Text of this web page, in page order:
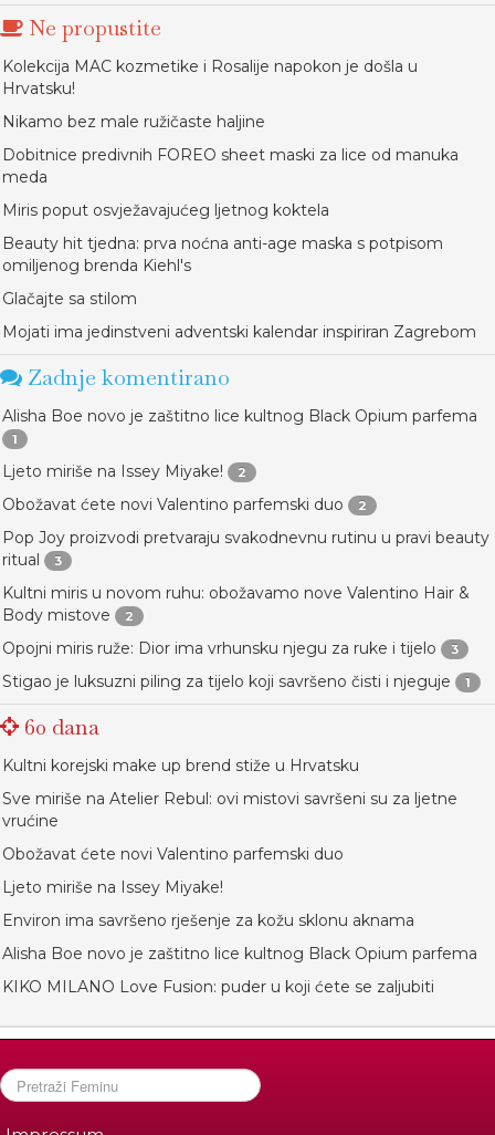
Ne propustite
Kolekcija MAC kozmetike i Rosalije napokon je došla u
Hrvatsku!
Nikamo bez male ružičaste haljine
Dobitnice predivnih FOREO sheet maski za lice od manuka
meda
Miris poput osvježavajućeg ljetnog koktela
Beauty hit tjedna: prva noćna anti-age maska s potpisom
omiljenog brenda Kiehl's
Glačajte sa stilom
Mojati ima jedinstveni adventski kalendar inspiriran Zagrebom
Zadnje komentirano
Alisha Boe novo je zaštitno lice kultnog Black Opium parfema
1
Ljeto miriše na Issey Miyake! 2
Obožavat ćete novi Valentino parfemski duo 2
Pop Joy proizvodi pretvaraju svakodnevnu rutinu u pravi beauty
ritual
3
Kultni miris u novom ruhu: obožavamo nove Valentino Hair &
Body mistove
2
Opojni miris ruže: Dior ima vrhunsku njegu za ruke i tijelo 3
Stigao je luksuzni piling za tijelo koji savršeno čisti i njeguje 1
60 dana
Kultni korejski make up brend stiže u Hrvatsku
Sve miriše na Atelier Rebul: ovi mistovi savršeni su za ljetne
vrućine
Obožavat ćete novi Valentino parfemski duo
Ljeto miriše na Issey Miyake!
Environ ima savršeno rješenje za kožu sklonu aknama
Alisha Boe novo je zaštitno lice kultnog Black Opium parfema
KIKO MILANO Love Fusion: puder u koji ćete se zaljubiti